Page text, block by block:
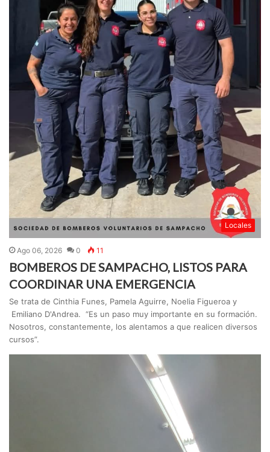
Locales
Ago 06, 2026 0 11
BOMBEROS DE SAMPACHO, LISTOS PARA
COORDINAR UNA EMERGENCIA
Se trata de Cinthia Funes, Pamela Aguirre, Noelia Figueroa y
Emiliano D'Andrea. “Es un paso muy importante en su formación.
Nosotros, constantemente, los alentamos a que realicen diversos
cursos”.